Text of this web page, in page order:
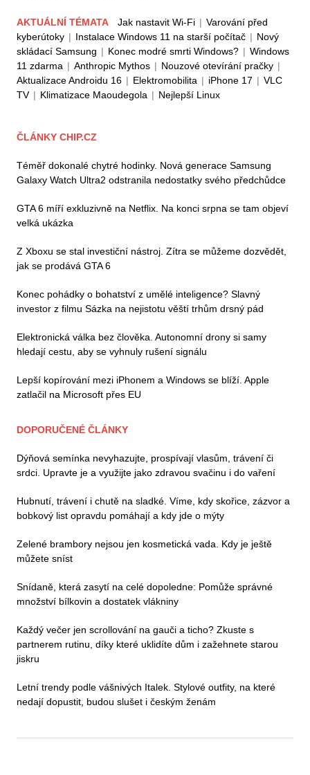
AKTUÁLNÍ TÉMATA Jak nastavit Wi-Fi | Varování před
kyberútoky | Instalace Windows 11 na starší počítač | Nový
skládací Samsung | Konec modré smrti Windows? | Windows
11 zdarma | Anthropic Mythos | Nouzové otevírání pračky |
Aktualizace Androidu 16 | Elektromobilita | iPhone 17 | VLC
TV | Klimatizace Maoudegola | Nejlepší Linux
ČLÁNKY CHIP.CZ
Téměř dokonalé chytré hodinky. Nová generace Samsung
Galaxy Watch Ultra2 odstranila nedostatky svého předchůdce
GTA 6 míří exkluzivně na Netflix. Na konci srpna se tam objeví
velká ukázka
Z Xboxu se stal investiční nástroj. Zítra se můžeme dozvědět,
jak se prodává GTA 6
Konec pohádky o bohatství z umělé inteligence? Slavný
investor z filmu Sázka na nejistotu věští trhům drsný pád
Elektronická válka bez člověka. Autonomní drony si samy
hledají cestu, aby se vyhnuly rušení signálu
Lepší kopírování mezi iPhonem a Windows se blíží. Apple
zatlačil na Microsoft přes EU
DOPORUČENÉ ČLÁNKY
Dýňová semínka nevyhazujte, prospívají vlasům, trávení či
srdci. Upravte je a využijte jako zdravou svačinu i do vaření
Hubnutí, trávení i chutě na sladké. Víme, kdy skořice, zázvor a
bobkový list opravdu pomáhají a kdy jde o mýty
Zelené brambory nejsou jen kosmetická vada. Kdy je ještě
můžete sníst
Snídaně, která zasytí na celé dopoledne: Pomůže správné
množství bílkovin a dostatek vlákniny
Každý večer jen scrollování na gauči a ticho? Zkuste s
partnerem rutinu, díky které uklidíte dům i zažehnete starou
jiskru
Letní trendy podle vášnivých Italek. Stylové outfity, na které
nedají dopustit, budou slušet i českým ženám